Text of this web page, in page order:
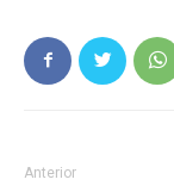
Anterior